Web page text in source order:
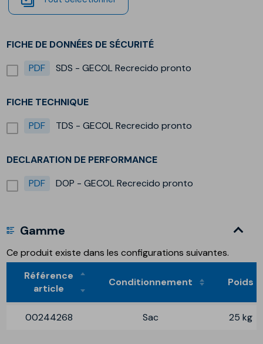
FICHE DE DONNÉES DE SÉCURITÉ
PDF
SDS - GECOL Recrecido pronto
FICHE TECHNIQUE
PDF
TDS - GECOL Recrecido pronto
DECLARATION DE PERFORMANCE
PDF
DOP - GECOL Recrecido pronto
Gamme
Ce produit existe dans les configurations suivantes.
Référence
article
Conditionnement Poids
00244268 Sac 25 kg